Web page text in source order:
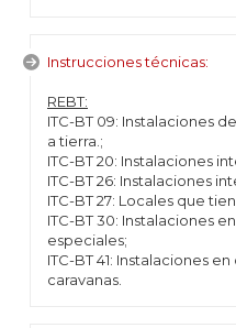
Instrucciones técnicas:
REBT:
ITC-BT 09: Instalaciones
a tierra.;
ITC-BT 20: Instalaciones
ITC-BT 26: Instalaciones
ITC-BT 27: Locales que
ITC-BT 30: Instalaciones
especiales;
ITC-BT 41: Instalaciones
caravanas.